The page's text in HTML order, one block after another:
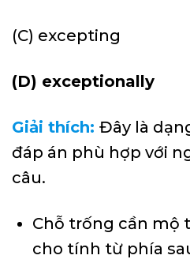
(C) excepting
(D) exceptionally
Giải thích: Đây là
đáp án phù hợp với
câu.
Chỗ trống cần mộ
cho tính từ phía